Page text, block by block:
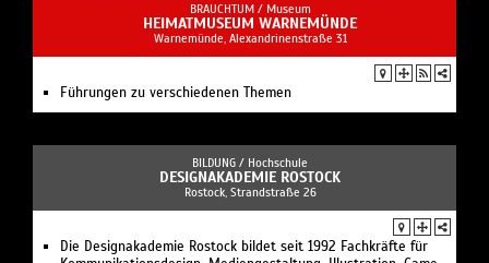
BRAUCHTUM / Museum
HEIMATMUSEUM WARNEMÜNDE
Warnemünde, Alexandrinenstraße 31
Führungen zu verschiedenen Themen
BILDUNG / Hochschule
DESIGNAKADEMIE ROSTOCK
Rostock, Strandstraße 26
Die Designakademie Rostock bildet seit 1992 Fachkräfte für